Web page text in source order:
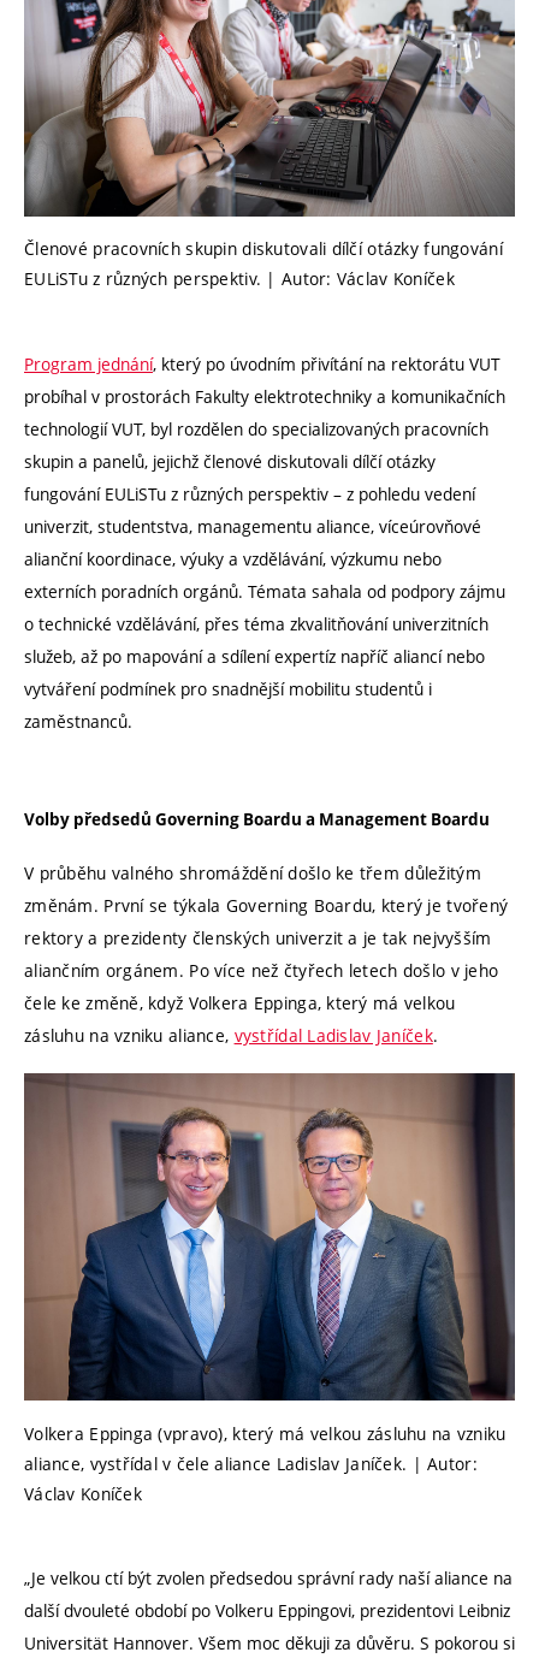
Členové pracovních skupin diskutovali dílčí otázky fungování
EULiSTu z různých perspektiv. | Autor: Václav Koníček
Program jednání, který po úvodním přivítání na rektorátu VUT
probíhal v prostorách Fakulty elektrotechniky a komunikačních
technologií VUT, byl rozdělen do specializovaných pracovních
skupin a panelů, jejichž členové diskutovali dílčí otázky
fungování EULiSTu z různých perspektiv – z pohledu vedení
univerzit, studentstva, managementu aliance, víceúrovňové
alianční koordinace, výuky a vzdělávání, výzkumu nebo
externích poradních orgánů. Témata sahala od podpory zájmu
o technické vzdělávání, přes téma zkvalitňování univerzitních
služeb, až po mapování a sdílení expertíz napříč aliancí nebo
vytváření podmínek pro snadnější mobilitu studentů i
zaměstnanců.
Volby předsedů Governing Boardu a Management Boardu
V průběhu valného shromáždění došlo ke třem důležitým
změnám. První se týkala Governing Boardu, který je tvořený
rektory a prezidenty členských univerzit a je tak nejvyšším
aliančním orgánem. Po více než čtyřech letech došlo v jeho
čele ke změně, když Volkera Eppinga, který má velkou
zásluhu na vzniku aliance, vystřídal Ladislav Janíček.
Volkera Eppinga (vpravo), který má velkou zásluhu na vzniku
aliance, vystřídal v čele aliance Ladislav Janíček. | Autor:
Václav Koníček
„Je velkou ctí být zvolen předsedou správní rady naší aliance na
další dvouleté období po Volkeru Eppingovi, prezidentovi Leibniz
Universität Hannover. Všem moc děkuji za důvěru. S pokorou si